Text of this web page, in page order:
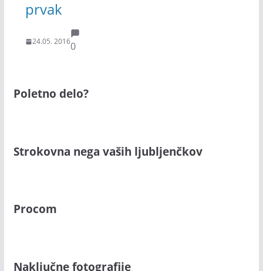
prvak
24.05. 20160
Poletno delo?
Strokovna nega vaših ljubljenčkov
Procom
Naključne fotografije